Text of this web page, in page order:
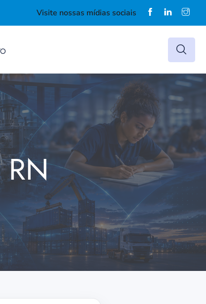
Visite nossas mídias sociais